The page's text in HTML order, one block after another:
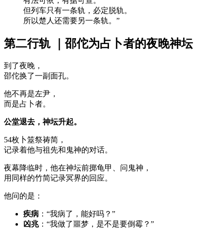
但列车只有一条轨，必定脱轨。
所以楚人还需要另一条轨。”
第二行轨 ｜邵佗为占卜者的夜晚神坛
到了夜晚，
邵佗换了一副面孔。
他不再是左尹，
而是占卜者。
公堂退去，神坛升起。
54枚卜筮祭祷简，
记录着他与祖先和鬼神的对话。
夜幕降临时，他在神坛前掷龟甲、问鬼神，
用同样的竹简记录冥界的回应。
他问的是：
疾病 ：“我病了，能好吗？”
凶兆：“我做了噩梦，是不是要倒霉？”